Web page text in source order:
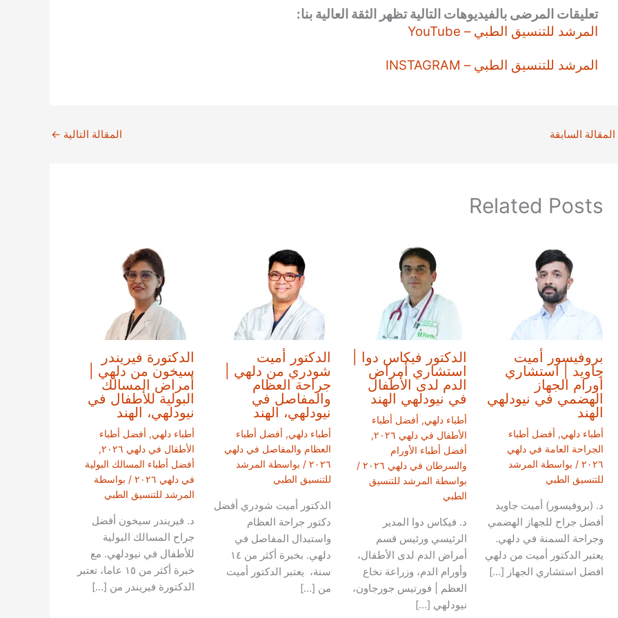
تعليقات المرضى بالفيديوهات التالية تظهر الثقة العالية بنا:
المرشد للتنسيق الطبي – YouTube
المرشد للتنسيق الطبي – INSTAGRAM
المقالة السابقة المقالة التالية ←
Related Posts
بروفيسور أميت
جاويد | استشاري
أورام الجهاز
الهضمي في نيودلهي
الهند
أطباء دلهي, أفضل أطباء
الجراحة العامة في دلهي
٢٠٢٦ / بواسطة المرشد
للتنسيق الطبي
د. (بروفيسور) أميت جاويد
أفضل جراح للجهاز الهضمي
وجراحة السمنة في دلهي.
يعتبر الدكتور أميت من دلهي
افضل استشاري الجهاز […]
الدكتور فيكاس دوا |
استشاري أمراض
الدم لدى الأطفال
في نيودلهي الهند
أطباء دلهي, أفضل أطباء
الأطفال في دلهي ٢٠٢٦
,
أفضل أطباء الأورام
والسرطان في دلهي ٢٠٢٦
/
بواسطة المرشد للتنسيق
الطبي
د. فيكاس دوا المدير
الرئيسي ورئيس قسم
أمراض الدم لدى الأطفال،
وأورام الدم، وزراعة نخاع
العظم | فورتيس جورجاون،
نيودلهي […]
الدكتور أميت
شودري من دلهي |
جراحة العظام
والمفاصل في
نيودلهي، الهند
أطباء دلهي, أفضل أطباء
العظام والمفاصل في دلهي
٢٠٢٦ / بواسطة المرشد
للتنسيق الطبي
الدكتور أميت شودري أفضل
دكتور جراحة العظام
واستبدال المفاصل في
دلهي. بخبرة أكثر من ١٤
سنة، يعتبر الدكتور أميت
من […]
الدكتورة فيريندر
سيخون من دلهي |
أمراض المسالك
البولية للأطفال في
نيودلهي، الهند
أطباء دلهي, أفضل أطباء
الأطفال في دلهي ٢٠٢٦
,
أفضل أطباء المسالك البولية
في دلهي ٢٠٢٦
/ بواسطة
المرشد للتنسيق الطبي
د. فيريندر سيخون أفضل
جراح المسالك البولية
للأطفال في نيودلهي. مع
خبرة أكثر من ١٥ عاما، تعتبر
الدكتورة فيريندر من […]